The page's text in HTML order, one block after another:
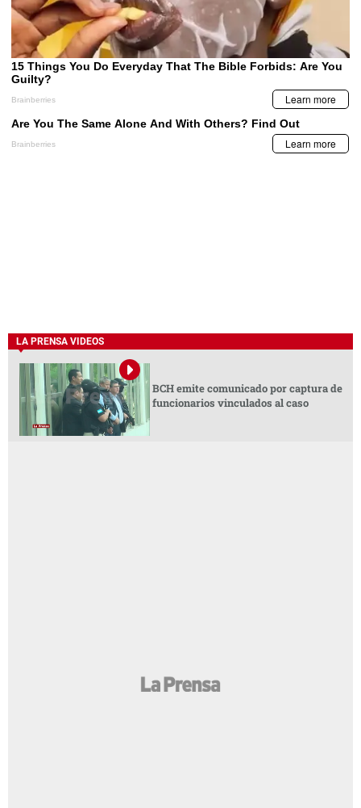
LA PRENSA VIDEOS
BCH emite comunicado por captura de
funcionarios vinculados al caso